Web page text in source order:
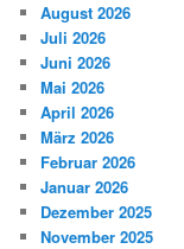
August 2026
Juli 2026
Juni 2026
Mai 2026
April 2026
März 2026
Februar 2026
Januar 2026
Dezember 2025
November 2025